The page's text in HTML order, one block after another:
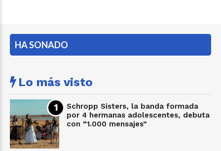
HA SONADO
Lo más visto
Schropp Sisters, la banda formada
por 4 hermanas adolescentes, debuta
con “1.000 mensajes”